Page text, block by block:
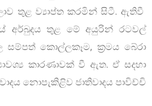
තුළ ව්‍යාප්ත කරමින් සිටී. ඇතිවී
අර්බුදය තුළ මේ අයුරින් රටවල්
සම්පත් කොල්ලකෑම, ක්‍රමය බේරා
කාරණාවක් වී ඇත. ඒ සදහා
නොපැකිළිව ජාතිවාදය පාවිච්චි